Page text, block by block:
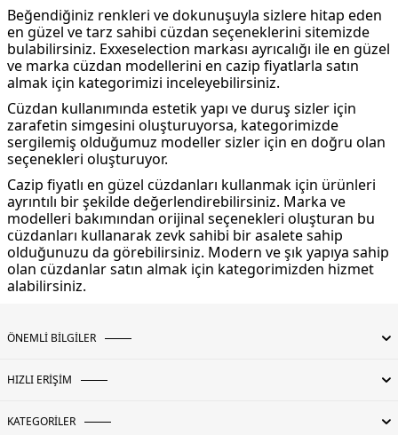
Beğendiğiniz renkleri ve dokunuşuyla sizlere hitap eden
en güzel ve tarz sahibi cüzdan seçeneklerini sitemizde
bulabilirsiniz. Exxeselection markası ayrıcalığı ile en güzel
ve marka cüzdan modellerini en cazip fiyatlarla satın
almak için kategorimizi inceleyebilirsiniz.
Cüzdan kullanımında estetik yapı ve duruş sizler için
zarafetin simgesini oluşturuyorsa, kategorimizde
sergilemiş olduğumuz modeller sizler için en doğru olan
seçenekleri oluşturuyor.
Cazip fiyatlı en güzel cüzdanları kullanmak için ürünleri
ayrıntılı bir şekilde değerlendirebilirsiniz. Marka ve
modelleri bakımından orijinal seçenekleri oluşturan bu
cüzdanları kullanarak zevk sahibi bir asalete sahip
olduğunuzu da görebilirsiniz. Modern ve şık yapıya sahip
olan cüzdanlar satın almak için kategorimizden hizmet
alabilirsiniz.
ÖNEMLİ BİLGİLER
HIZLI ERİŞİM
KATEGORİLER